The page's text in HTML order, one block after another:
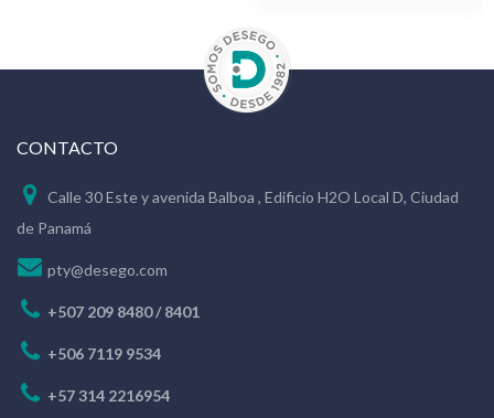
CONTACTO
Calle 30 Este y avenida Balboa , Edificio H2O Local D, Ciudad
de Panamá
pty@desego.com
+507 209 8480 / 8401
+506 7119 9534
+57 314 2216954